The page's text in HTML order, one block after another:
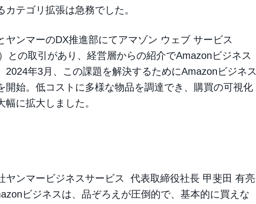
カテゴリ拡張は急務でした。
ヤンマーのDX推進部にてアマゾン ウェブ サービス
）との取引があり、経営層からの紹介でAmazonビジネス
2024年3月、この課題を解決するためにAmazonビジネス
開始。低コストに多様な物品を調達でき、購買の可視化
幅に拡大しました。
ヤンマービジネスサービス 代表取締役社長 甲斐田 有亮
ビジネスは、品ぞろえが圧倒的で、基本的に買えな